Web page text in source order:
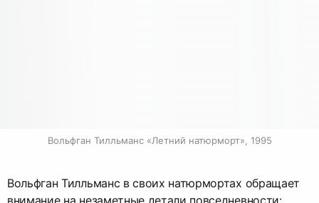
Вольфган Тилльманс «Летний натюрморт», 1995
Вольфган Тилльманс в своих натюрмортах обращает